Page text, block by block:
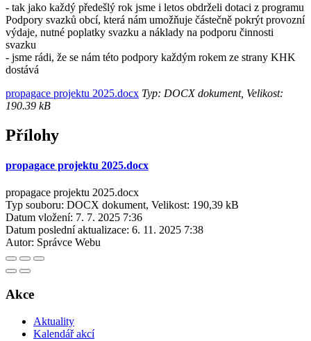
- tak jako každý předešlý rok jsme i letos obdrželi dotaci z programu
Podpory svazků obcí, která nám umožňuje částečně pokrýt provozní
výdaje, nutné poplatky svazku a náklady na podporu činnosti
svazku
- jsme rádi, že se nám této podpory každým rokem ze strany KHK
dostává
propagace projektu 2025.docx Typ: DOCX dokument, Velikost:
190.39 kB
Přílohy
propagace projektu 2025.docx
propagace projektu 2025.docx
Typ souboru: DOCX dokument, Velikost: 190,39 kB
Datum vložení: 7. 7. 2025 7:36
Datum poslední aktualizace: 6. 11. 2025 7:38
Autor: Správce Webu
Akce
Aktuality
Kalendář akcí